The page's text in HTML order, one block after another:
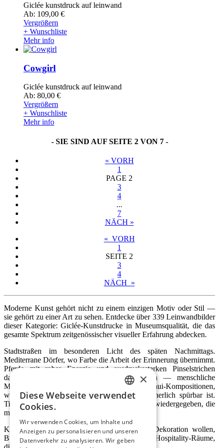
Giclée kunstdruck auf leinwand
Ab: 109,00 €
Vergrößern
+ Wunschliste
Mehr info
Cowgirl
Giclée kunstdruck auf leinwand
Ab: 80,00 €
Vergrößern
+ Wunschliste
Mehr info
- SIE SIND AUF SEITE 2 VON 7 -
« VORH
1
PAGE 2
3
4
...
7
NÄCH »
« VORH
1
SEITE 2
3
4
NÄCH »
Moderne Kunst gehört nicht zu einem einzigen Motiv oder Stil —
sie gehört zu einer Art zu sehen. Entdecke über 339 Leinwandbilder
dieser Kategorie: Giclée-Kunstdrucke in Museumsqualität, die das
gesamte Spektrum zeitgenössischer visueller Erfahrung abdecken.
Stadtstraßen im besonderen Licht des späten Nachmittags.
Mediterrane Dörfer, wo Farbe die Arbeit der Erinnerung übernimmt.
Pferde mit roher Energie und ausdrucksstarken Pinselstrichen
dargestellt. Paare, Musiker, Kaffeehausszenen — menschliche
Momente mit dem Gewicht der Kunst. Feng-Shui-Kompositionen,
wo Gleichgewicht sowohl visuell als auch innerlich spürbar ist.
Tiere, Figuren und Interieurs mit der Direktheit wiedergegeben, die
moderne Sensibilität definiert.
Kunstdrucke für Wohnzimmer, die mehr als Dekoration wollen,
Büros, wo visuelle Intelligenz zählt, Hotels und Hospitality-Räume,
ENGLISH
GERMAN
×
Diese Webseite verwendet
Cookies.
Wir verwenden Cookies, um Inhalte und
Anzeigen zu personalisieren und unseren
Datenverkehr zu analysieren. Wir geben